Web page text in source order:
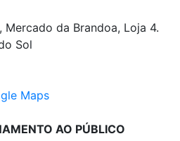
Mercado da Brandoa, Loja 4.
Sol
Maps
AO PÚBLICO